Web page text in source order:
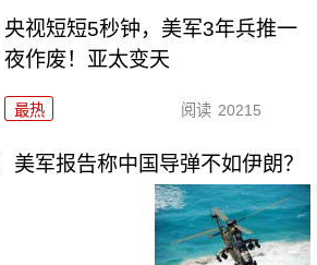
央视短短5秒钟，美军3年兵推一
夜作废！亚太变天
最热 阅读 20215
美军报告称中国导弹不如伊朗？